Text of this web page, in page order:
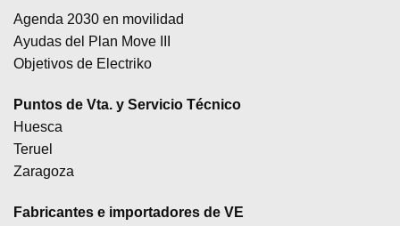
Agenda 2030 en movilidad
Ayudas del Plan Move III
Objetivos de Electriko
Puntos de Vta. y Servicio Técnico
Huesca
Teruel
Zaragoza
Fabricantes e importadores de VE